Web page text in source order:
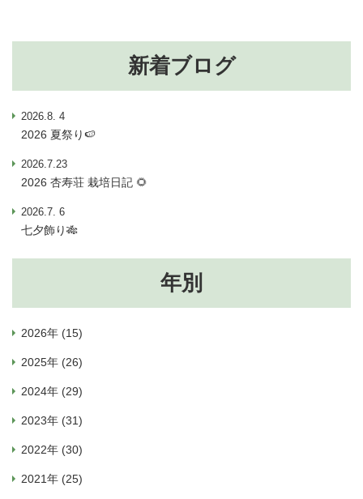
新着ブログ
2026.8. 4
2026 夏祭り🍉
2026.7.23
2026 杏寿荘 栽培日記 🌻
2026.7. 6
七夕飾り🎋
年別
2026年 (15)
2025年 (26)
2024年 (29)
2023年 (31)
2022年 (30)
2021年 (25)